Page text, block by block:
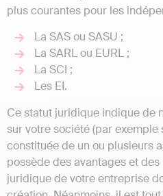
plus courantes pour les
La SAS ou SASU ;
La SARL ou EURL ;
La SCI ;
Les EI.
Ce statut juridique indique de
sur votre société (par exemple
constituée de un ou plusieurs
possède des avantages et
juridique de votre entreprise